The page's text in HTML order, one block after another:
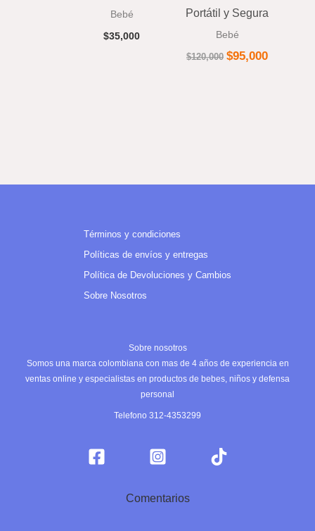
Bebé
$35,000
Portátil y Segura
Bebé
$120,000 $95,000
Términos y condiciones
Políticas de envíos y entregas
Política de Devoluciones y Cambios
Sobre Nosotros
Sobre nosotros
Somos una marca colombiana con mas de 4 años de experiencia en
ventas online y especialistas en productos de bebes, niños y defensa
personal
Telefono 312-4353299
Comentarios